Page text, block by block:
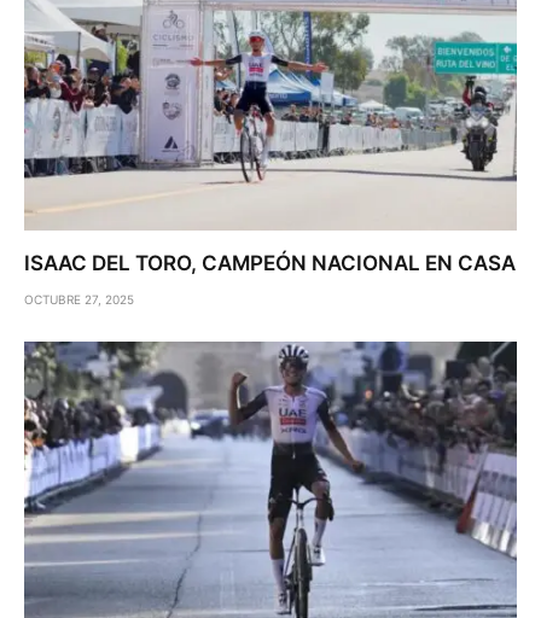
ISAAC DEL TORO, CAMPEÓN NACIONAL EN CASA
OCTUBRE 27, 2025